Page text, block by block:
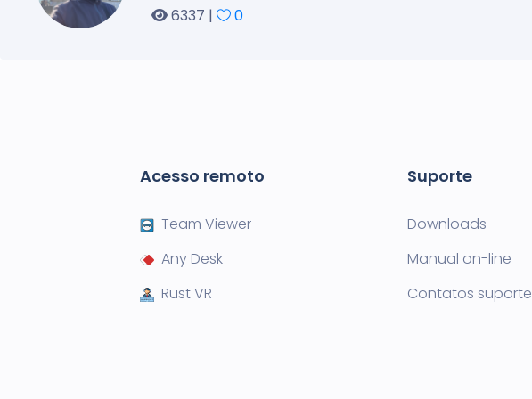
6337 | 0
Acesso remoto
Team Viewer
Any Desk
Rust VR
Suporte
Downloads
Manual on-line
Contatos suporte